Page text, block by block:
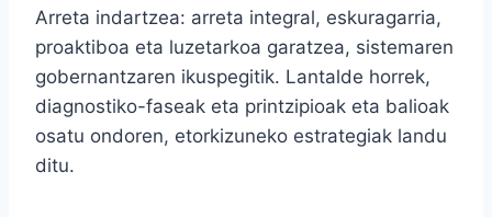
Arreta indartzea: arreta integral, eskuragarria,
proaktiboa eta luzetarkoa garatzea, sistemaren
gobernantzaren ikuspegitik. Lantalde horrek,
diagnostiko-faseak eta printzipioak eta balioak
osatu ondoren, etorkizuneko estrategiak landu
ditu.